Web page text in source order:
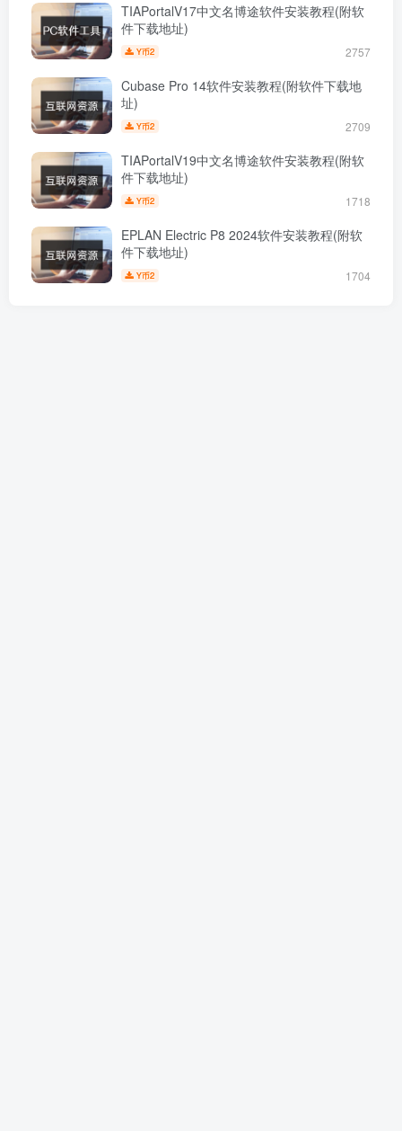
TIAPortalV17中文名博途软件安装教程(附软
件下载地址)
Y币2 2757
Cubase Pro 14软件安装教程(附软件下载地
址)
Y币2 2709
TIAPortalV19中文名博途软件安装教程(附软
件下载地址)
Y币2 1718
EPLAN Electric P8 2024软件安装教程(附软
件下载地址)
Y币2 1704